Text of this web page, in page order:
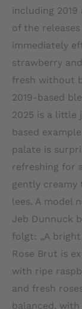
including
of the
immediately
strawberry
fresh without
2019-based
2025 is a little
based
palate is
refreshing for
gently creamy
lees. A model
Jeb Dunnuck
folgt: „A bright
Rose Brut is
with ripe
and fresh
balanced,